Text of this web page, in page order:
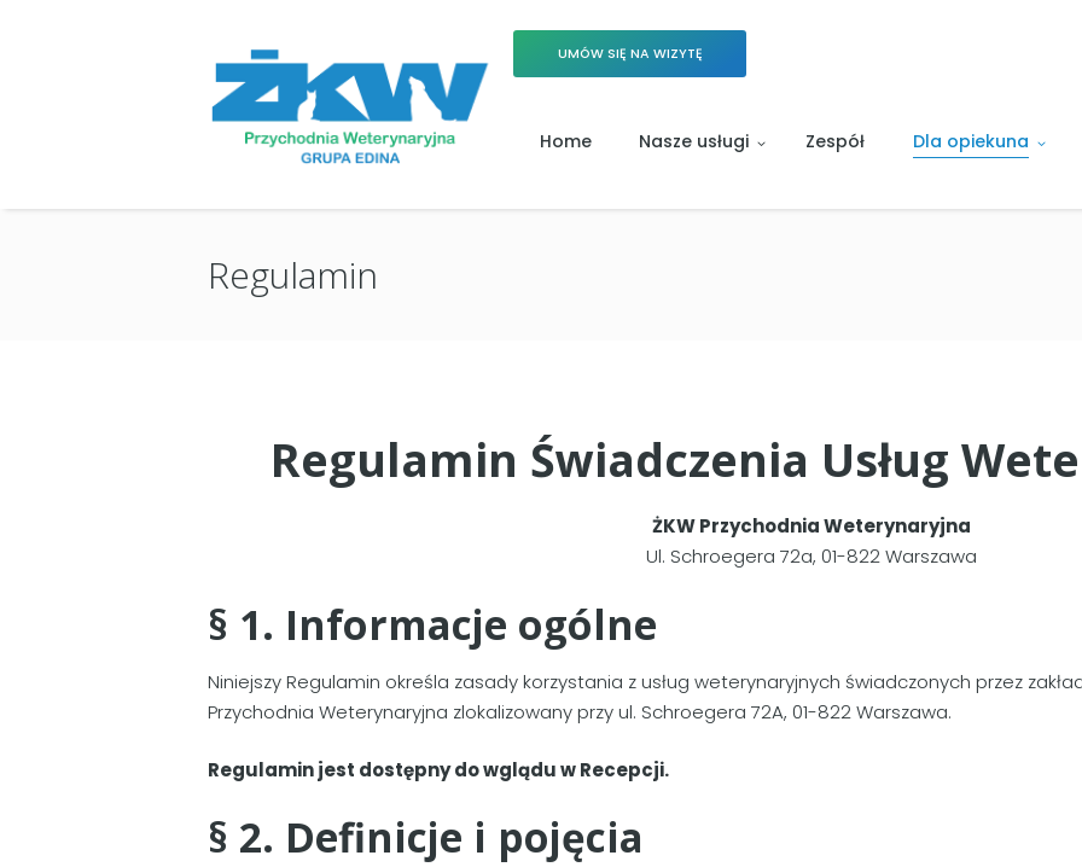
UMÓW SIĘ NA WIZYTĘ
Home Nasze usługi Zespół Dla opiekuna
Regulamin
Regulamin Świadczenia Usług
ŻKW Przychodnia Weterynaryjna
Ul. Schroegera 72a, 01-822 Warszawa
§ 1. Informacje ogólne
Niniejszy Regulamin określa zasady korzystania z usług weterynaryjnych świadczonych przez
Przychodnia Weterynaryjna zlokalizowany przy ul. Schroegera 72A, 01-822 Warszawa.
Regulamin jest dostępny do wglądu w Recepcji.
§ 2. Definicje i pojęcia